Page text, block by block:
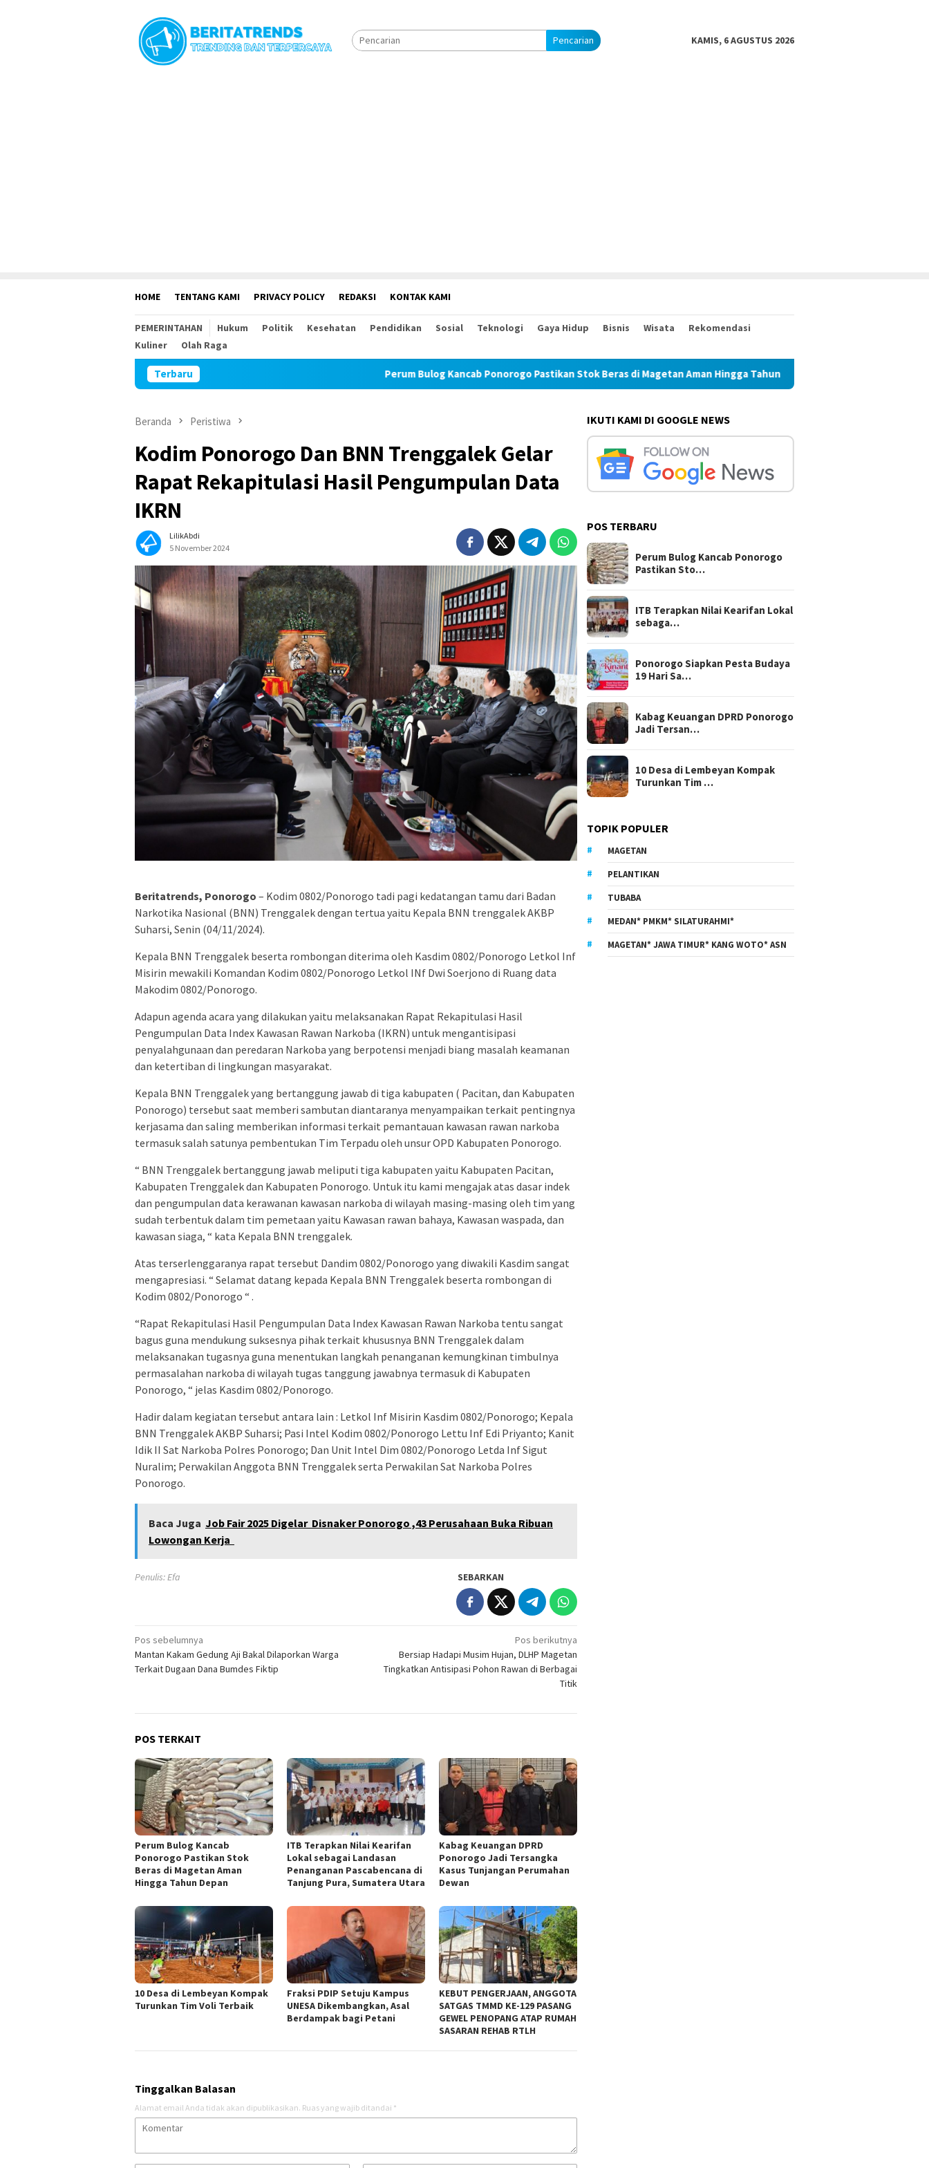
Pencarian KAMIS, 6 AGUSTUS 2026
HOME TENTANG KAMI PRIVACY POLICY REDAKSI KONTAK KAMI
PEMERINTAHAN Hukum Politik Kesehatan Pendidikan Sosial Teknologi Gaya Hidup Bisnis Wisata
Rekomendasi
Kuliner
Olah Raga
Terbaru Perum Bulog Kancab Ponorogo Pastikan Stok Beras di Magetan Aman Hingga Tahun Depan
Beranda Peristiwa
Kodim Ponorogo Dan BNN Trenggalek Gelar
Rapat Rekapitulasi Hasil Pengumpulan Data
IKRN
LilikAbdi
5 November 2024
Beritatrends, Ponorogo – Kodim 0802/Ponorogo tadi pagi kedatangan tamu dari Badan
Narkotika Nasional (BNN) Trenggalek dengan tertua yaitu Kepala BNN trenggalek AKBP
Suharsi, Senin (04/11/2024).
Kepala BNN Trenggalek beserta rombongan diterima oleh Kasdim 0802/Ponorogo Letkol Inf
Misirin mewakili Komandan Kodim 0802/Ponorogo Letkol INf Dwi Soerjono di Ruang data
Makodim 0802/Ponorogo.
Adapun agenda acara yang dilakukan yaitu melaksanakan Rapat Rekapitulasi Hasil
Pengumpulan Data Index Kawasan Rawan Narkoba (IKRN) untuk mengantisipasi
penyalahgunaan dan peredaran Narkoba yang berpotensi menjadi biang masalah keamanan
dan ketertiban di lingkungan masyarakat.
Kepala BNN Trenggalek yang bertanggung jawab di tiga kabupaten ( Pacitan, dan Kabupaten
Ponorogo) tersebut saat memberi sambutan diantaranya menyampaikan terkait pentingnya
kerjasama dan saling memberikan informasi terkait pemantauan kawasan rawan narkoba
termasuk salah satunya pembentukan Tim Terpadu oleh unsur OPD Kabupaten Ponorogo.
“ BNN Trenggalek bertanggung jawab meliputi tiga kabupaten yaitu Kabupaten Pacitan,
Kabupaten Trenggalek dan Kabupaten Ponorogo. Untuk itu kami mengajak atas dasar indek
dan pengumpulan data kerawanan kawasan narkoba di wilayah masing-masing oleh tim yang
sudah terbentuk dalam tim pemetaan yaitu Kawasan rawan bahaya, Kawasan waspada, dan
kawasan siaga, “ kata Kepala BNN trenggalek.
Atas terserlenggaranya rapat tersebut Dandim 0802/Ponorogo yang diwakili Kasdim sangat
mengapresiasi. “ Selamat datang kepada Kepala BNN Trenggalek beserta rombongan di
Kodim 0802/Ponorogo “ .
“Rapat Rekapitulasi Hasil Pengumpulan Data Index Kawasan Rawan Narkoba tentu sangat
bagus guna mendukung suksesnya pihak terkait khususnya BNN Trenggalek dalam
melaksanakan tugasnya guna menentukan langkah penanganan kemungkinan timbulnya
permasalahan narkoba di wilayah tugas tanggung jawabnya termasuk di Kabupaten
Ponorogo, “ jelas Kasdim 0802/Ponorogo.
Hadir dalam kegiatan tersebut antara lain : Letkol Inf Misirin Kasdim 0802/Ponorogo; Kepala
BNN Trenggalek AKBP Suharsi; Pasi Intel Kodim 0802/Ponorogo Lettu Inf Edi Priyanto; Kanit
Idik II Sat Narkoba Polres Ponorogo; Dan Unit Intel Dim 0802/Ponorogo Letda Inf Sigut
Nuralim; Perwakilan Anggota BNN Trenggalek serta Perwakilan Sat Narkoba Polres
Ponorogo.
Baca Juga Job Fair 2025 Digelar Disnaker Ponorogo ,43 Perusahaan Buka Ribuan
Lowongan Kerja
Penulis: Efa SEBARKAN
Navigasi
pos
Pos sebelumnya
Mantan Kakam Gedung Aji Bakal Dilaporkan Warga
Terkait Dugaan Dana Bumdes Fiktip
Pos berikutnya
Bersiap Hadapi Musim Hujan, DLHP Magetan
Tingkatkan Antisipasi Pohon Rawan di Berbagai
Titik
POS TERKAIT
Perum Bulog Kancab
Ponorogo Pastikan Stok
Beras di Magetan Aman
Hingga Tahun Depan
ITB Terapkan Nilai Kearifan
Lokal sebagai Landasan
Penanganan Pascabencana di
Tanjung Pura, Sumatera Utara
Kabag Keuangan DPRD
Ponorogo Jadi Tersangka
Kasus Tunjangan Perumahan
Dewan
10 Desa di Lembeyan Kompak
Turunkan Tim Voli Terbaik
Fraksi PDIP Setuju Kampus
UNESA Dikembangkan, Asal
Berdampak bagi Petani
KEBUT PENGERJAAN, ANGGOTA
SATGAS TMMD KE-129 PASANG
GEWEL PENOPANG ATAP RUMAH
SASARAN REHAB RTLH
Tinggalkan Balasan
Alamat email Anda tidak akan dipublikasikan. Ruas yang wajib ditandai *
IKUTI KAMI DI GOOGLE NEWS
POS TERBARU
Perum Bulog Kancab Ponorogo
Pastikan Sto…
ITB Terapkan Nilai Kearifan Lokal
sebaga…
Ponorogo Siapkan Pesta Budaya
19 Hari Sa…
Kabag Keuangan DPRD Ponorogo
Jadi Tersan…
10 Desa di Lembeyan Kompak
Turunkan Tim …
TOPIK POPULER
MAGETAN
PELANTIKAN
TUBABA
MEDAN* PMKM* SILATURAHMI*
MAGETAN* JAWA TIMUR* KANG WOTO* ASN